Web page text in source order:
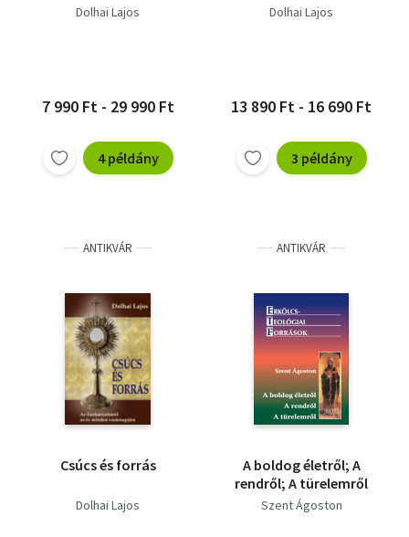
Dolhai Lajos
7 990 Ft - 29 990 Ft
4 példány
Dolhai Lajos
13 890 Ft - 16 690 Ft
3 példány
ANTIKVÁR
Csúcs és forrás
Dolhai Lajos
ANTIKVÁR
A boldog életről; A
rendről; A türelemről
Szent Ágoston